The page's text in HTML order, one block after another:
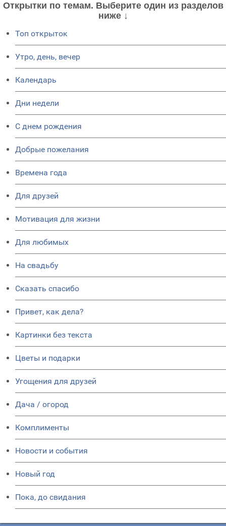
Открытки по темам. Выберите один из разделов
ниже ↓
Топ открыток
Утро, день, вечер
Календарь
Дни недели
C днем рождения
Добрые пожелания
Времена года
Для друзей
Мотивация для жизни
Для любимых
На свадьбу
Сказать спасибо
Привет, как дела?
Картинки без текста
Цветы и подарки
Угощения для друзей
Дача / огород
Комплименты
Новости и события
Новый год
Пока, до свидания